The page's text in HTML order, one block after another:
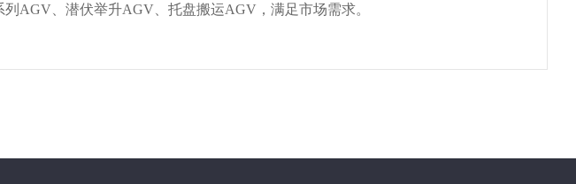
AGV、潜伏举升AGV、托盘搬运AGV，满足市场需求。